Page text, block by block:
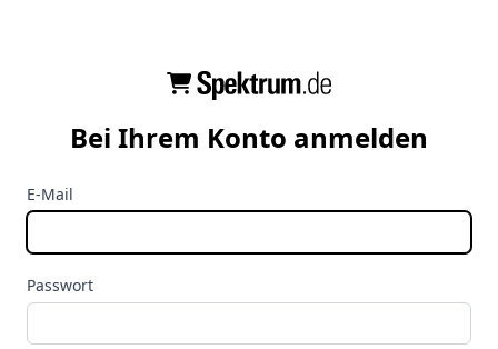
Bei Ihrem Konto anmelden
E-Mail
Passwort